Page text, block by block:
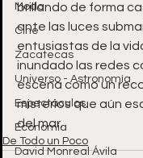
Moda
Cine
Zacatecas
Universo - Astronomía
Espectáculos
Economía
David Monreal Ávila
brillando de forma
ante las luces
entusiastas de la
inundado las redes
escena como un
misterios que aún
del mar.
De Todo un Poco